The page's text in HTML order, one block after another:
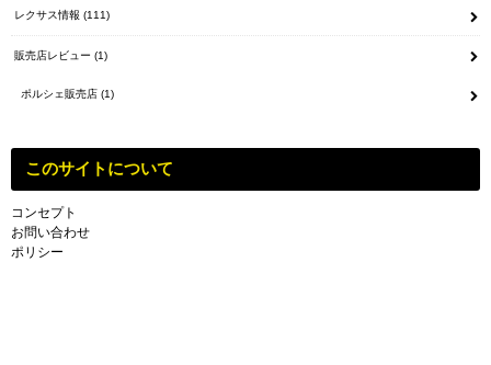
レクサス情報(111)
販売店レビュー(1)
ポルシェ販売店 (1)
このサイトについて
コンセプト
お問い合わせ
ポリシー